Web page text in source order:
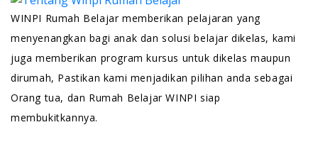
WINPI Rumah Belajar memberikan pelajaran yang
menyenangkan bagi anak dan solusi belajar dikelas, kami
juga memberikan program kursus untuk dikelas maupun
dirumah, Pastikan kami menjadikan pilihan anda sebagai
Orang tua, dan Rumah Belajar WINPI siap
membukitkannya.